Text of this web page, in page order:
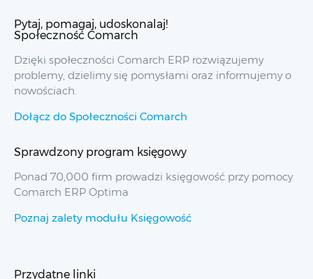
Pytaj, pomagaj, udoskonalaj!
Społeczność Comarch
Dzięki społeczności Comarch ERP rozwiązujemy
problemy, dzielimy się pomysłami oraz informujemy o
nowościach.
Dołącz do Społeczności Comarch
Sprawdzony program księgowy
Ponad 70,000 firm prowadzi księgowość przy pomocy
Comarch ERP Optima
Poznaj zalety modułu Księgowość
Przydatne linki